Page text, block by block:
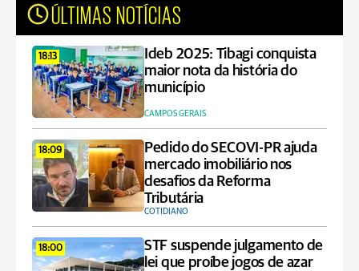
ÚLTIMAS NOTÍCIAS
18:13
Ideb 2025: Tibagi conquista
maior nota da história do
município
CAMPOS GERAIS
18:09
Pedido do SECOVI-PR ajuda
mercado imobiliário nos
desafios da Reforma
Tributária
COTIDIANO
18:00
STF suspende julgamento de
lei que proíbe jogos de azar